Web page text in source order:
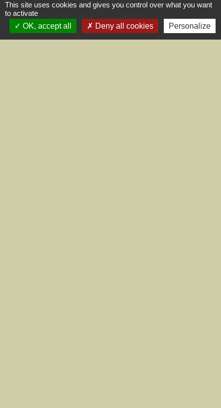
This site uses cookies and gives you control over what you want
to activate
OK, accept all
Deny all cookies Personalize